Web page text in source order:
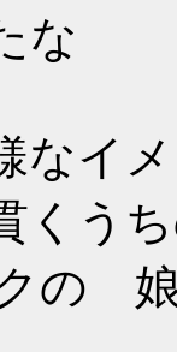
な
なイ
くう
クの